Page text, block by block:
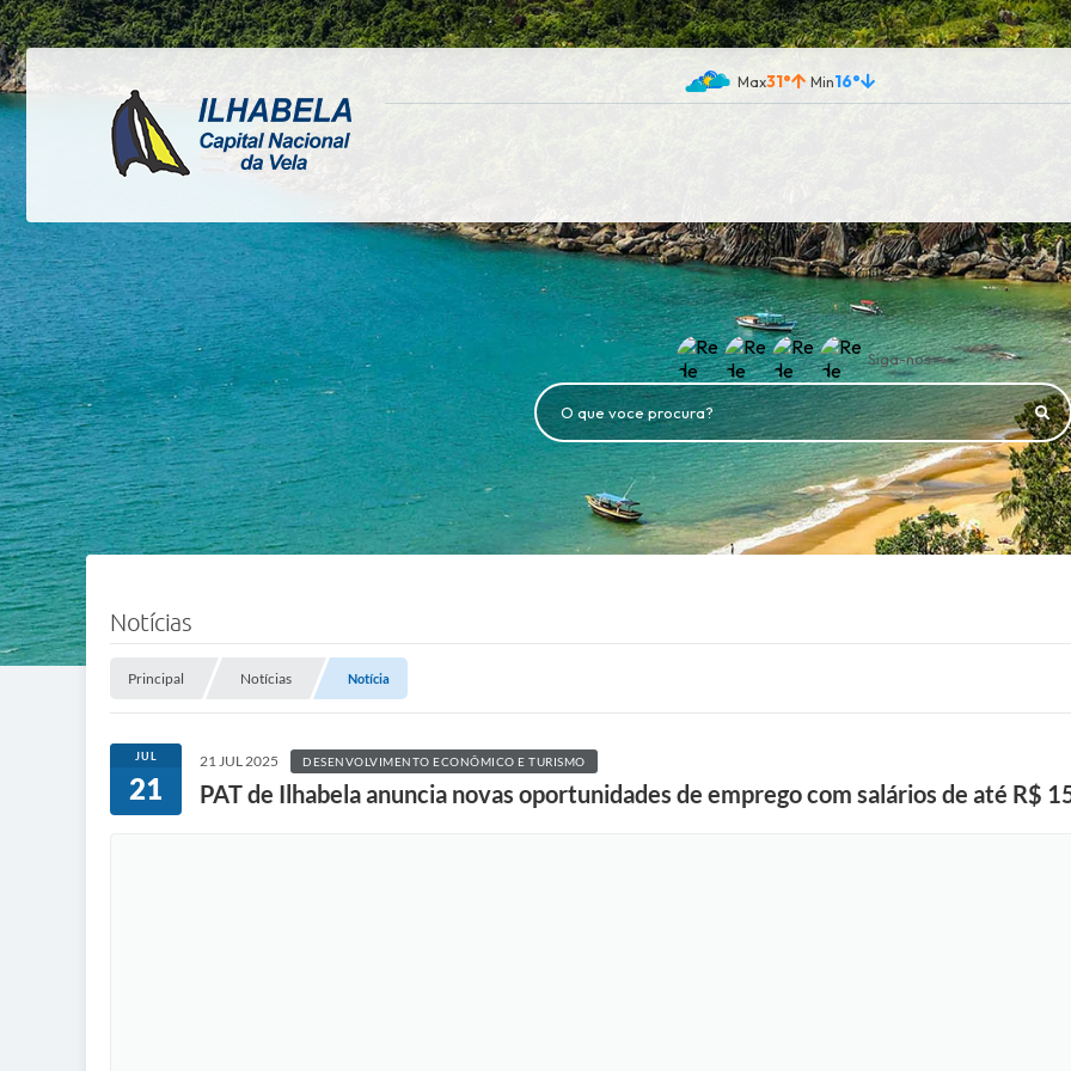
31° 16°
Siga-nos
O que voce procura?
Notícias
Principal Notícias Notícia
JUL
21
21 JUL 2025 DESENVOLVIMENTO ECONÔMICO E TURISMO
PAT de Ilhabela anuncia novas oportunidades de emprego com salários de até R$